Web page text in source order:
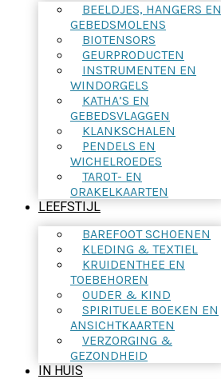
BEELDJES, HANGERS EN
GEBEDSMOLENS
BIOTENSORS
GEURPRODUCTEN
INSTRUMENTEN EN
WINDORGELS
KATHA’S EN
GEBEDSVLAGGEN
KLANKSCHALEN
PENDELS EN
WICHELROEDES
TAROT- EN
ORAKELKAARTEN
LEEFSTIJL
BAREFOOT SCHOENEN
KLEDING & TEXTIEL
KRUIDENTHEE EN
TOEBEHOREN
OUDER & KIND
SPIRITUELE BOEKEN EN
ANSICHTKAARTEN
VERZORGING &
GEZONDHEID
IN HUIS